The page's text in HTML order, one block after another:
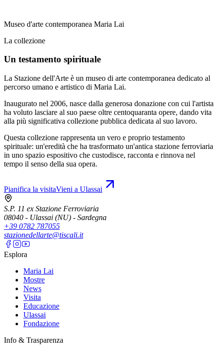
Museo d'arte contemporanea Maria Lai
La collezione
Un testamento spirituale
La Stazione dell'Arte è un museo di arte contemporanea dedicato al
percorso umano e artistico di Maria Lai.
Inaugurato nel 2006, nasce dalla generosa donazione con cui l'artista
ha voluto lasciare al suo paese oltre centoquaranta opere, dando vita
alla più significativa collezione pubblica dedicata al suo lavoro.
Questa collezione rappresenta un vero e proprio testamento
spirituale: un'eredità che ha trasformato un'antica stazione ferroviaria
in uno spazio espositivo che custodisce, racconta e rinnova nel
tempo il senso della sua opera.
Pianifica la visitaVieni a Ulassai
S.P. 11 ex Stazione Ferroviaria
08040 - Ulassai (NU) - Sardegna
+39 0782 787055
stazionedellarte@tiscali.it
Esplora
Maria Lai
Mostre
News
Visita
Educazione
Ulassai
Fondazione
Info & Trasparenza